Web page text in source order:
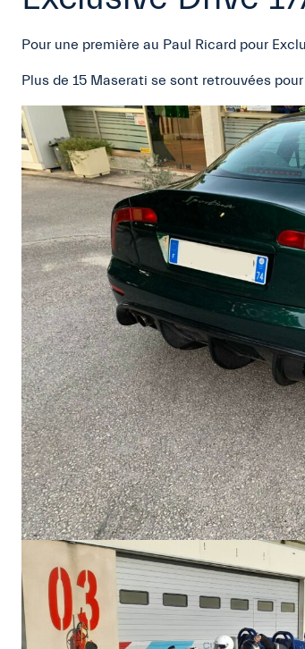
Pour une première au Paul Ricard pour
Plus de 15 Maserati se sont retrouvées